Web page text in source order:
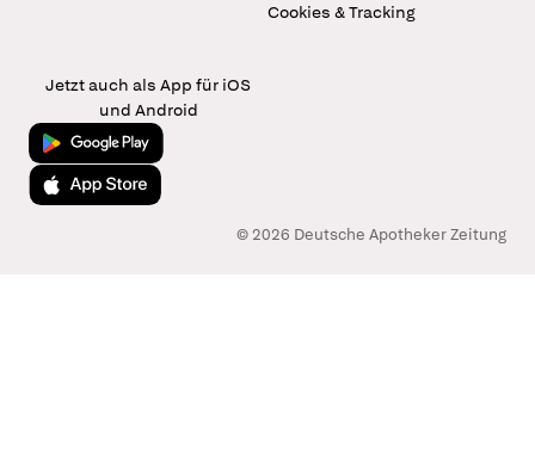
Cookies & Tracking
Jetzt auch als App für iOS
und Android
Jetzt bei Google Play
Laden im App Store
© 2026 Deutsche Apotheker Zeitung